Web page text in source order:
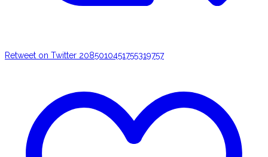
Retweet on Twitter 2085010451755319757